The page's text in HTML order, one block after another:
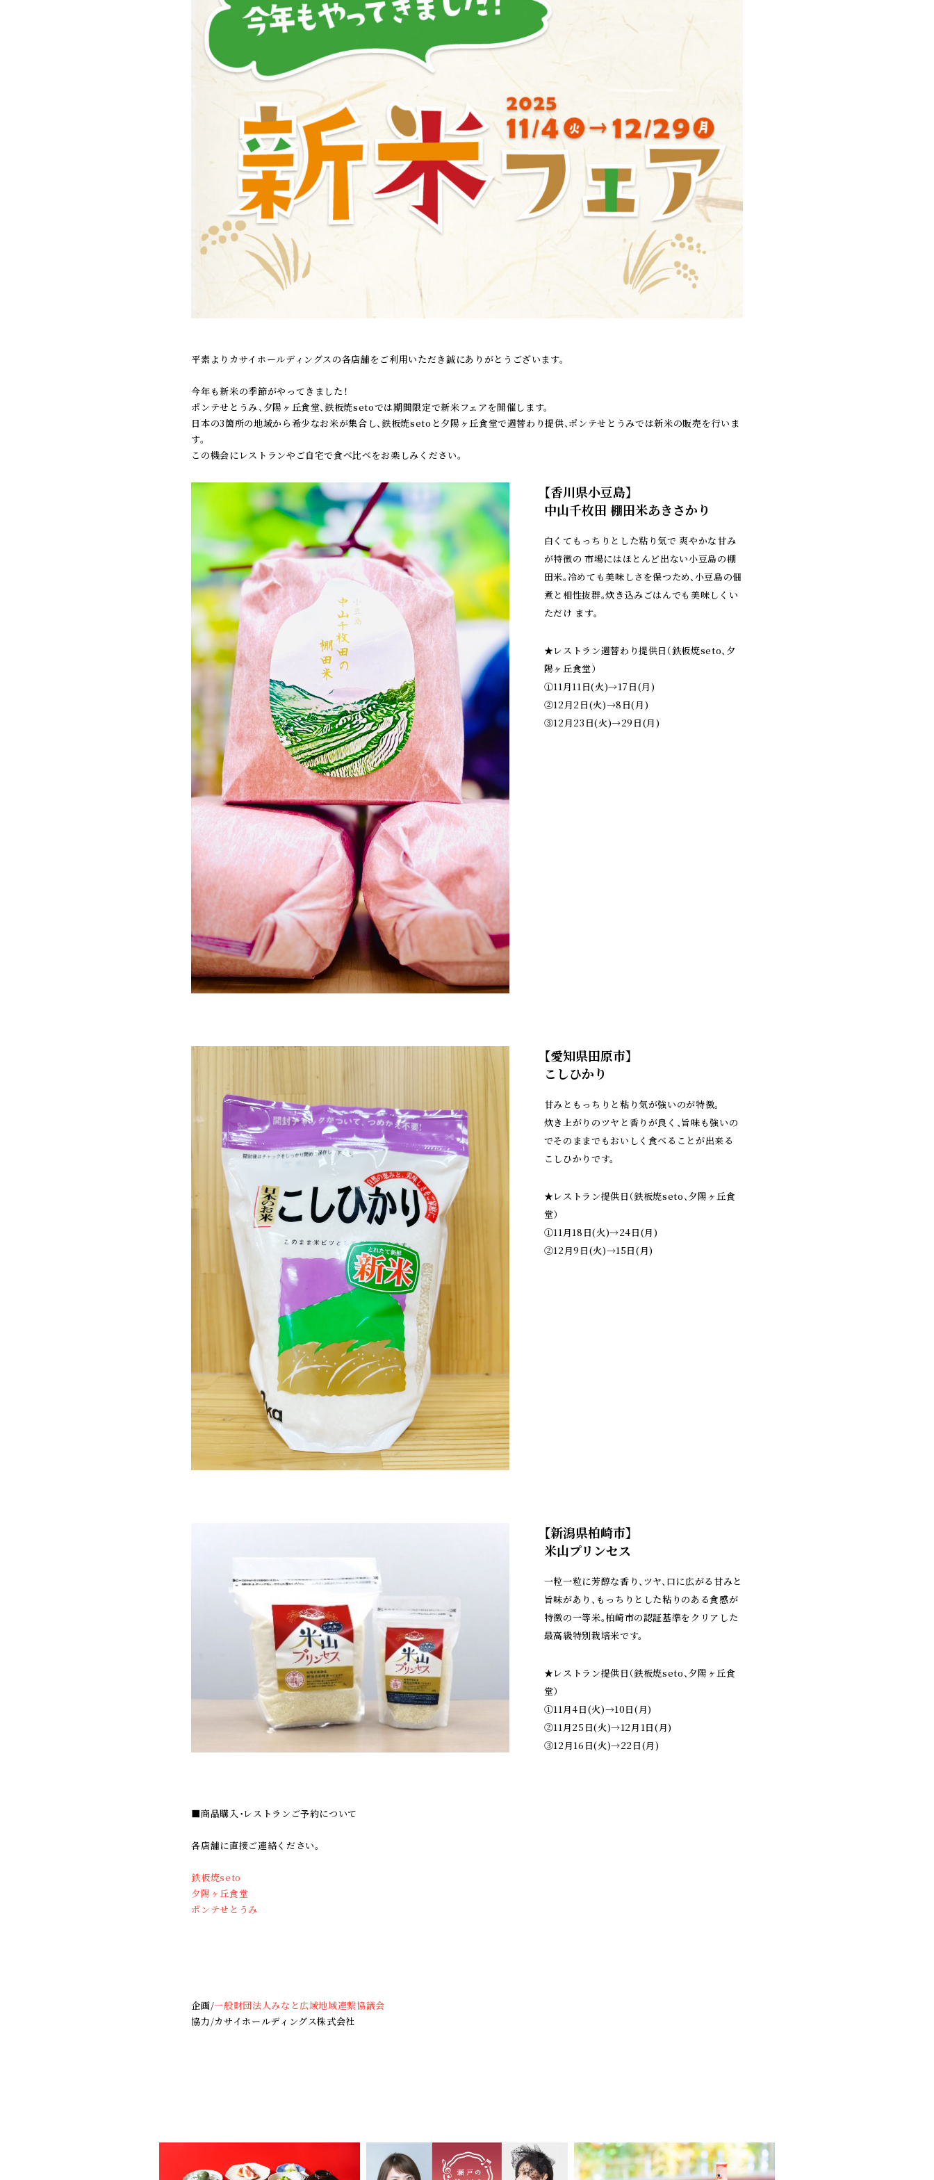
平素よりカサイホールディングスの各店舗をご利用いただき誠にありがとうございます。
今年も新米の季節がやってきました！
ポンテせとうみ、夕陽ヶ丘食堂、鉄板焼setoでは期間限定で新米フェアを開催します。
日本の3箇所の地域から希少なお米が集合し、鉄板焼setoと夕陽ヶ丘食堂で週替わり提供、ポンテせとうみでは新米の販売を行いま
す。
この機会にレストランやご自宅で食べ比べをお楽しみください。
【香川県小豆島】
中山千枚田 棚田米あきさかり
白くてもっちりとした粘り気で 爽やかな甘み
が特徴の 市場にはほとんど出ない小豆島の棚
田米。冷めても美味しさを保つため、小豆島の佃
煮と相性抜群。炊き込みごはんでも美味しくい
ただけ ます。
★レストラン週替わり提供日（鉄板焼seto、夕
陽ヶ丘食堂）
①11月11日(火)→17日(月)
②12月2日(火)→8日(月)
③12月23日(火)→29日(月)
【愛知県田原市】
こしひかり
甘みともっちりと粘り気が強いのが特徴。
炊き上がりのツヤと香りが良く、旨味も強いの
でそのままでもおいしく食べることが出来る
こしひかりです。
★レストラン提供日（鉄板焼seto、夕陽ヶ丘食
堂）
①11月18日(火)→24日(月)
②12月9日(火)→15日(月)
【新潟県柏崎市】
米山プリンセス
一粒一粒に芳醇な香り、ツヤ、口に広がる甘みと
旨味があり、もっちりとした粘りのある食感が
特徴の一等米。柏崎市の認証基準をクリアした
最高級特別栽培米です。
★レストラン提供日（鉄板焼seto、夕陽ヶ丘食
堂）
①11月4日(火)→10日(月)
②11月25日(火)→12月1日(月)
③12月16日(火)→22日(月)
■商品購入・レストランご予約について
各店舗に直接ご連絡ください。
鉄板焼seto
夕陽ヶ丘食堂
ポンテせとうみ
企画/一般財団法人みなと広域地域連繋協議会
協力/カサイホールディングス株式会社